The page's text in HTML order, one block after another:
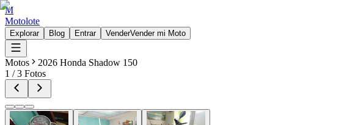
M
Motolote
Explorar Blog Entrar VenderVender mi Moto
Motos
2026 Honda Shadow 150
1 /3 Fotos